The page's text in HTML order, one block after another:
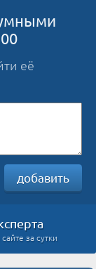
её
добавить
за сутки